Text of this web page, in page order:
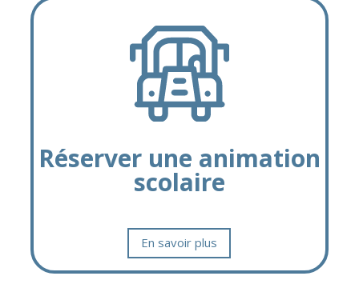
Réserver une animation
scolaire
En savoir plus